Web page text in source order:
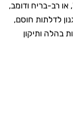
רב-בריח ודומב,
לדלתות חוסם,
בהלה ותיקון